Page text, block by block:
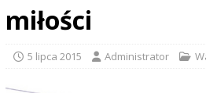
miłości
5 lipca 2015 Administrator